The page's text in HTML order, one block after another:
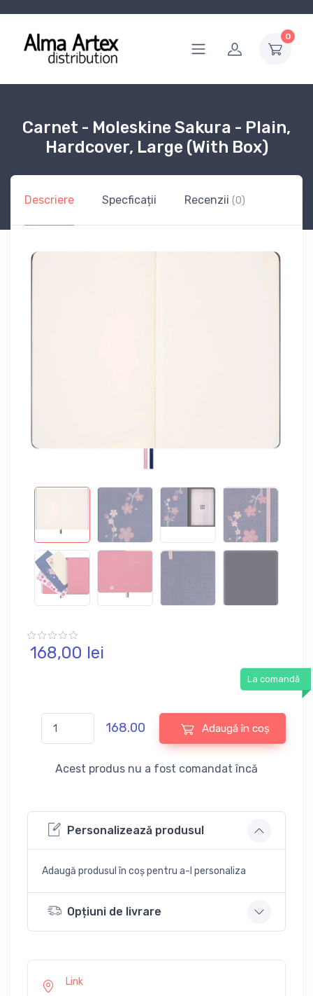
0
Carnet - Moleskine Sakura - Plain,
Hardcover, Large (With Box)
Descriere Specficații Recenzii (0)
168,00 lei
La comandă
168.00 Adaugă în coș
Acest produs nu a fost comandat încă
Personalizează produsul
Adaugă produsul în coș pentru a-l personaliza
Opțiuni de livrare
Link